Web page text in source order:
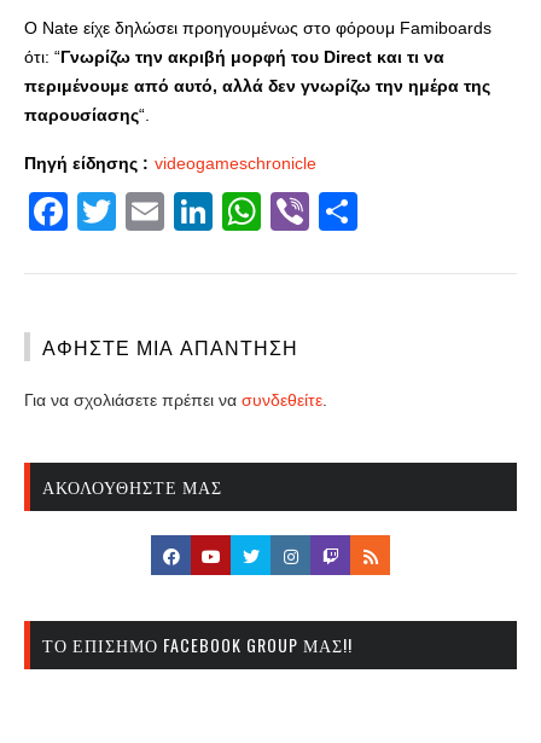
Ο Nate είχε δηλώσει προηγουμένως στο φόρουμ Famiboards
ότι: “Γνωρίζω την ακριβή μορφή του Direct και τι να
περιμένουμε από αυτό, αλλά δεν γνωρίζω την ημέρα της
παρουσίασης“.
Πηγή είδησης : videogameschronicle
Facebook
Twitter
EmailLinkedIn
WhatsApp
Viber
ΑΦΉΣΤΕ ΜΙΑ ΑΠΆΝΤΗΣΗ
Για να σχολιάσετε πρέπει να συνδεθείτε
ΑΚΟΛΟΥΘΉΣΤΕ ΜΑΣ
ΤΟ ΕΠΊΣΗΜΟ FACEBOOK GROUP ΜΑΣ!!